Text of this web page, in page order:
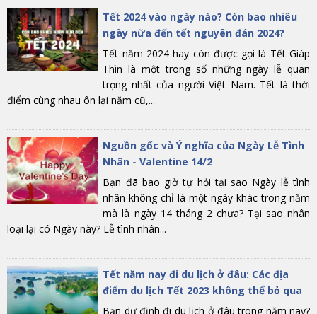
Tết 2024 vào ngày nào? Còn bao nhiêu
ngày nữa đến tết nguyên đán 2024?
Tết năm 2024 hay còn được gọi là Tết Giáp
Thìn là một trong số những ngày lễ quan
trọng nhất của người Việt Nam. Tết là thời
điểm cùng nhau ôn lại năm cũ,...
Nguồn gốc và Ý nghĩa của Ngày Lễ Tình
Nhân - Valentine 14/2
Bạn đã bao giờ tự hỏi tại sao Ngày lễ tình
nhân không chỉ là một ngày khác trong năm
mà là ngày 14 tháng 2 chưa? Tại sao nhân
loại lại có Ngày này? Lễ tình nhân...
Tết năm nay đi du lịch ở đâu: Các địa
điểm du lịch Tết 2023 không thể bỏ qua
Bạn dự định đi du lịch ở đâu trong năm nay?